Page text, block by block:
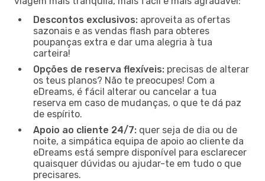
Descontos exclusivos: aproveita as ofertas
sazonais e as vendas flash para obteres
poupanças extra e dar uma alegria à tua
carteira!
Opções de reserva flexíveis: precisas de alterar
os teus planos? Não te preocupes! Com a
eDreams, é fácil alterar ou cancelar a tua
reserva em caso de mudanças, o que te dá paz
de espírito.
Apoio ao cliente 24/7: quer seja de dia ou de
noite, a simpática equipa de apoio ao cliente da
eDreams está sempre disponível para esclarecer
quaisquer dúvidas ou ajudar-te em tudo o que
precisares.